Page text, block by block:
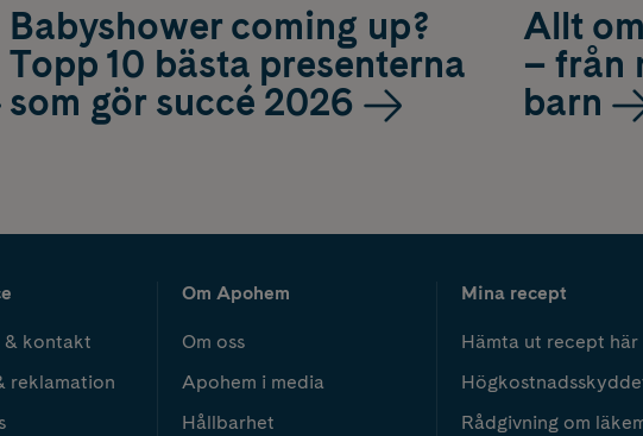
Babyshower coming up?
Topp 10 bästa presenterna
som gör succé 2026
Allt
– från
barn
& kontakt
reklamation
Om Apohem
Om oss
Apohem i media
Hållbarhet
Mina recept
Hämta ut recept här
Rådgivning om